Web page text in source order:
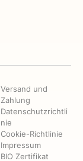
Versand und
Zahlung
Datenschutzrichtli
nie
Cookie-Richtlinie
Impressum
BIO Zertifikat